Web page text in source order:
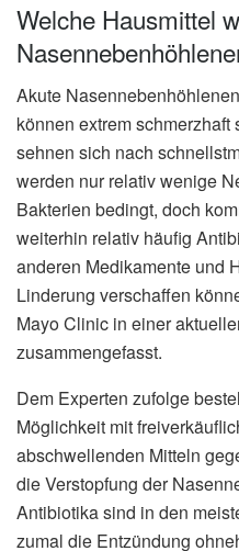
Welche Hausmittel
Akute
können extrem
sehnen sich nach
werden nur relativ wenige
Bakterien bedingt, doch
weiterhin relativ häufig
anderen Medikamente und
Linderung verschaffen
Mayo Clinic in einer
zusammengefasst.
Dem Experten zufolge
Möglichkeit mit
abschwellenden Mitteln
die Verstopfung der
Antibiotika sind in den
zumal die Entzündung